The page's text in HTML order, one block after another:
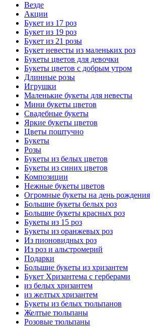
Везде
Акции
Букет из 17 роз
Букет из 19 роз
Букет из 21 розы
Букет невесты из маленьких роз
Букеты цветов для девочки
Букеты цветов с добрым утром
Длинные розы
Игрушки
Маленькие букеты для невесты
Мини букеты цветов
Свадебные букеты
Яркие букеты цветов
Цветы поштучно
Букеты
Розы
Букеты из белых цветов
Букеты из синих цветов
Композиции
Нежные букеты цветов
Огромные букеты на день рождения
Большие букеты белых роз
Большие букеты красных роз
Букеты из 15 роз
Букеты из оранжевых роз
Из пионовидных роз
Из роз и альстромерий
Подарки
Большие букеты из хризантем
Букет Хризантема с герберами
из белых хризантем
из желтых хризантем
Букеты из белых тюльпанов
Желтые тюльпаны
Розовые тюльпаны